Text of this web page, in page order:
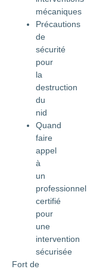
mécaniques
Précautions
de
sécurité
pour
la
destruction
du
nid
Quand
faire
appel
à
un
professionnel
certifié
pour
une
intervention
sécurisée
Fort de